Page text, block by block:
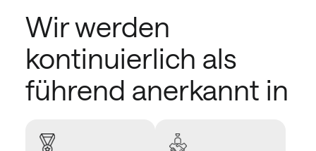
Wir werden
kontinuierlich als
führend anerkannt in